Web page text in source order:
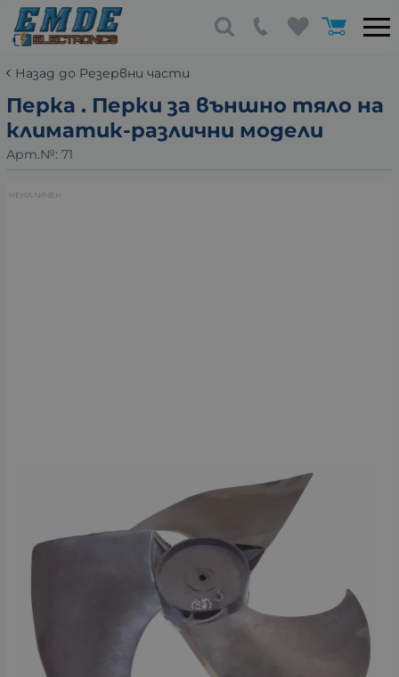
Назад до Резервни части
Перка . Перки за външно тяло на
климатик-различни модели
Арт.№: 71
НЕНАЛИЧЕН